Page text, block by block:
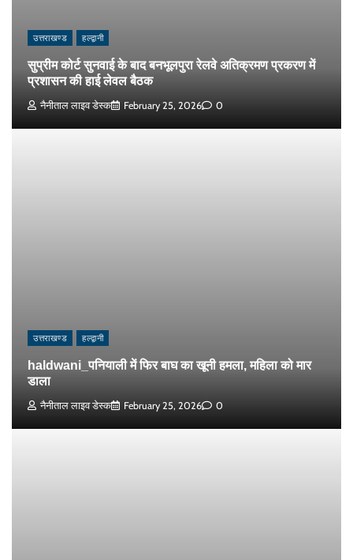
उत्तराखण्ड हल्द्वानी
सुप्रीम कोर्ट सुनवाई के बाद बनभूलपुरा रेलवे अतिक्रमण प्रकरण में
प्रशासन की हाई लेवल बैठक
नैनीताल लाइव डेस्क February 25, 2026 0
उत्तराखण्ड हल्द्वानी
haldwani_पनियाली में फिर बाघ का खूनी हमला, महिला को मार
डाला
नैनीताल लाइव डेस्क February 25, 2026 0